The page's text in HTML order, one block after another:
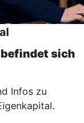
sich
Infos zu